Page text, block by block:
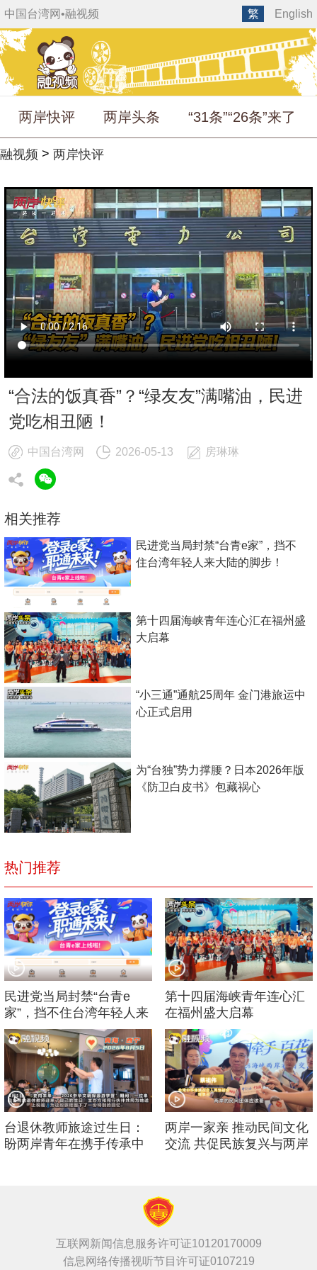
中国台湾网•融视频 English
繁
两岸快评 两岸头条 “31条”“26条”来了
融视频 > 两岸快评
相关推荐
民进党当局封禁“台青e家”，挡不
住台湾年轻人来大陆的脚步！
第十四届海峡青年连心汇在福州盛
大启幕
“小三通”通航25周年 金门港旅运中
心正式启用
为“台独”势力撑腰？日本2026年版
《防卫白皮书》包藏祸心
“合法的饭真香”？“绿友友”满嘴油，民进
党吃相丑陋！
中国台湾网 2026-05-13 房琳琳
热门推荐
民进党当局封禁“台青e
家”，挡不住台湾年轻人来
大陆的脚步！
第十四届海峡青年连心汇
在福州盛大启幕
台退休教师旅途过生日：
盼两岸青年在携手传承中
两岸一家亲 推动民间文化
交流 共促民族复兴与两岸
互联网新闻信息服务许可证10120170009
信息网络传播视听节目许可证0107219